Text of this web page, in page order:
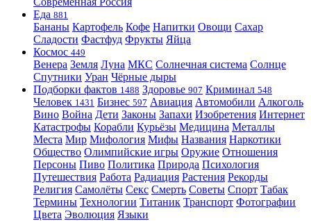
Еда 881
Бананы Картофель Кофе Напитки Овощи Сахар
Сладости Фастфуд Фрукты Яйца
Космос 449
Венера Земля Луна МКС Солнечная система Солнце
Спутники Уран Чёрные дыры
Подборки фактов 1488 Здоровье 907 Криминал 548
Человек 1431 Бизнес 597 Авиация Автомобили Алкоголь
Вино Война Дети Законы Запахи Изобретения Интернет
Катастрофы Корабли Курьёзы Медицина Металлы
Места Мир Мифология Мифы Названия Наркотики
Общество Олимпийские игры Оружие Отношения
Персоны Пиво Политика Природа Психология
Путешествия Работа Радиация Растения Рекорды
Религия Самолёты Секс Смерть Советы Спорт Табак
Термины Технологии Титаник Транспорт Фотографии
Цвета Эволюция Языки